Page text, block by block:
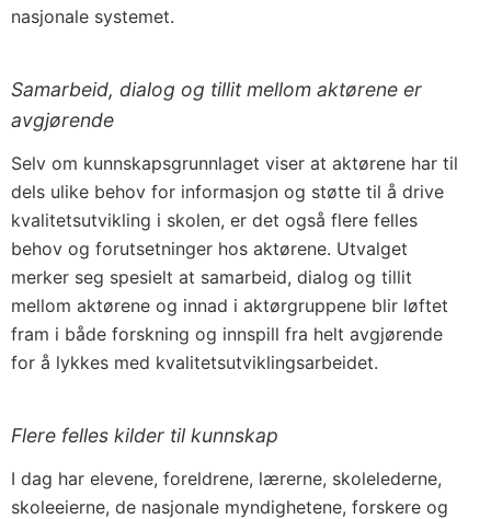
nasjonale systemet.
Samarbeid, dialog og tillit mellom aktørene er
avgjørende
Selv om kunnskapsgrunnlaget viser at aktørene har til
dels ulike behov for informasjon og støtte til å drive
kvalitetsutvikling i skolen, er det også flere felles
behov og forutsetninger hos aktørene. Utvalget
merker seg spesielt at samarbeid, dialog og tillit
mellom aktørene og innad i aktørgruppene blir løftet
fram i både forskning og innspill fra helt avgjørende
for å lykkes med kvalitetsutviklingsarbeidet.
Flere felles kilder til kunnskap
I dag har elevene, foreldrene, lærerne, skolelederne,
skoleeierne, de nasjonale myndighetene, forskere og